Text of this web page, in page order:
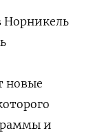
Норникель
новые
и